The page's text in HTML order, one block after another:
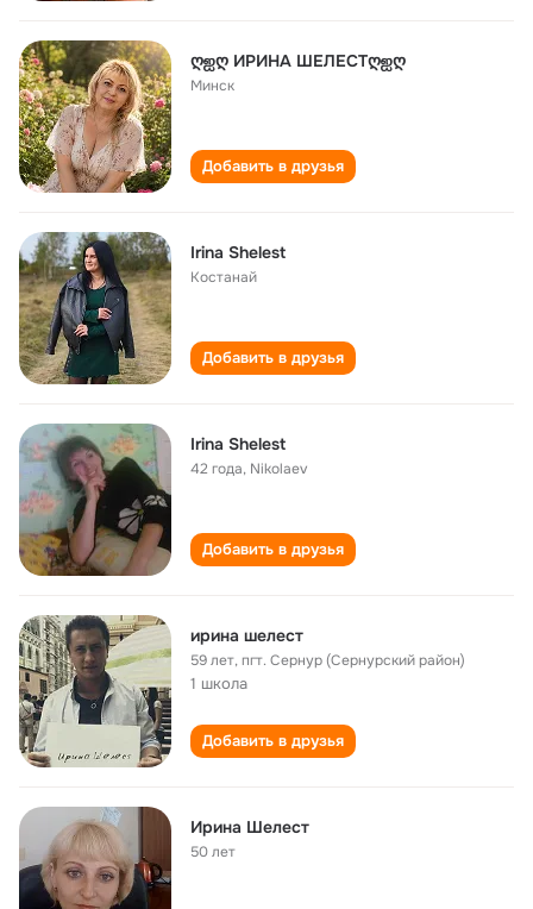
ღஐღ ИРИНА ШЕЛЕСТღஐღ
Минск
Добавить в друзья
Irina Shelest
Костанай
Добавить в друзья
Irina Shelest
42 года, Nikolaev
Добавить в друзья
ирина шелест
59 лет,пгт. Сернур (Сернурский район)
1 школа
Добавить в друзья
Ирина Шелест
50 лет